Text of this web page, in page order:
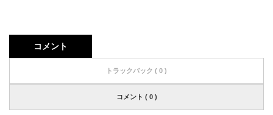
コメント
トラックバック ( 0 )
コメント ( 0 )